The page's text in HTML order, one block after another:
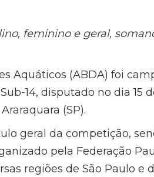
feminino e geral,
Aquáticos (ABDA) foi
14, disputado no dia 15
(SP).
geral da competição,
pela Federação
regiões de São Paulo e